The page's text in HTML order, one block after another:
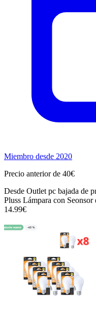
Miembro desde 2020
Precio anterior de 40€
Desde Outlet pc bajada de
Pluss Lámpara con
14.99€